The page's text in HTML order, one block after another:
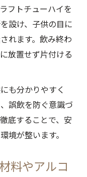
フトチューハイを
設け、子供の目に
れます。飲み終わ
放置せず片付ける
も分かりやすく
誤飲を防ぐ意識づ
底することで、安
境が整います。
料やアルコ